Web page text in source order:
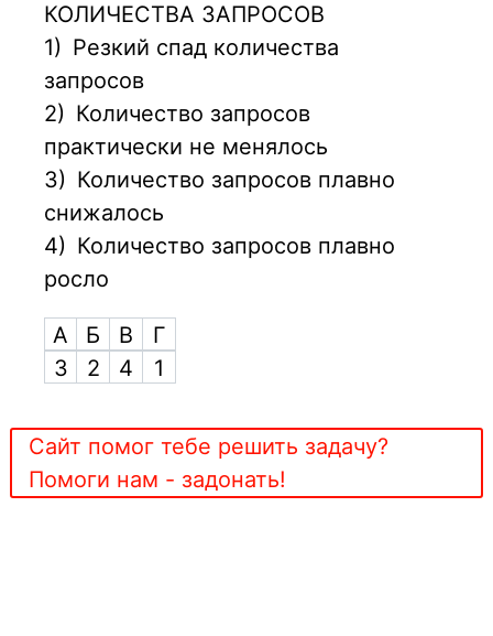
КОЛИЧЕСТВА ЗАПРОСОВ
1) Резкий спад количества
запросов
2) Количество запросов
практически не менялось
3) Количество запросов плавно
снижалось
4) Количество запросов плавно
росло
А Б В
Г
3
2 4 1
Сайт помог тебе решить задачу?
Помоги нам - задонать!